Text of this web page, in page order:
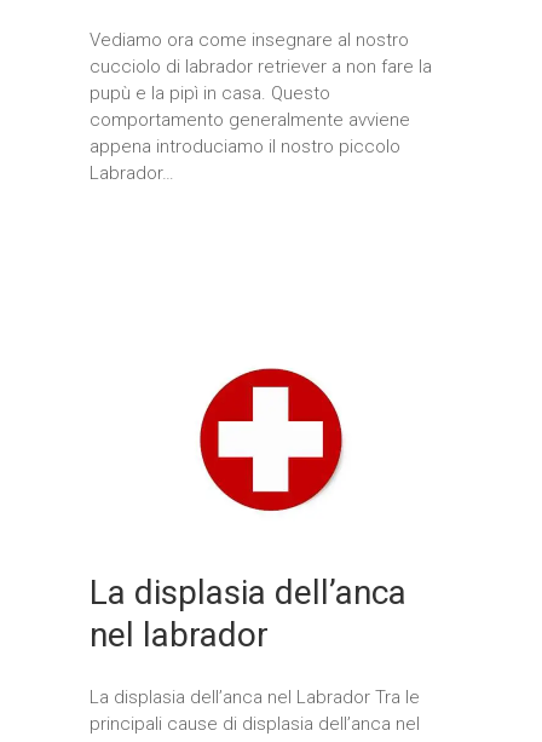
Vediamo ora come insegnare al nostro
cucciolo di labrador retriever a non fare la
pupù e la pipì in casa. Questo
comportamento generalmente avviene
appena introduciamo il nostro piccolo
Labrador…
La displasia dell’anca
nel labrador
La displasia dell’anca nel Labrador Tra le
principali cause di displasia dell’anca nel